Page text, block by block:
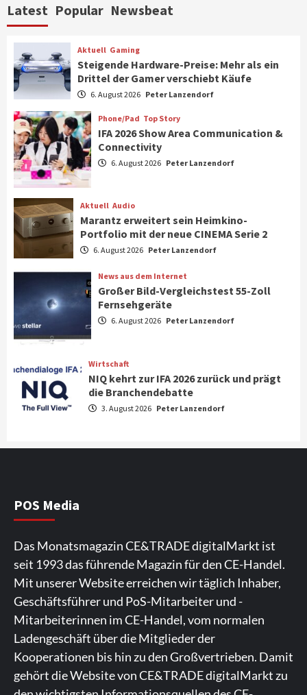
6
CHERRY baut Vertriebsteam in
7
Smart Living Top Story
Verbraucher setzen immer mehr auf
1
Aktuell Gaming
Steigende Hardware-Preise: Mehr als ein
Drittel der Gamer verschiebt Käufe
2
Phone/Pad Top Story
IFA 2026 Show Area Communication &
Aktuell Audio
Marantz erweitert sein Heimkino-
Portfolio mit der neue CINEMA Serie 2
News aus dem Internet
Großer Bild-Vergleichstest 55-Zoll
Fernsehgeräte
5
6
CHERRY baut Vertriebsteam in
strategisch wichtigen Märkten aus
7
Smart Living Top Story
Verbraucher setzen immer mehr auf
Klimageräte und Ventilatoren
Latest Popular Newsbeat
Aktuell Gaming
Steigende Hardware-Preise: Mehr als ein
Drittel der Gamer verschiebt Käufe
6. August 2026 Peter Lanzendorf
Phone/Pad Top Story
IFA 2026 Show Area Communication &
Connectivity
6. August 2026 Peter Lanzendorf
Aktuell Audio
Marantz erweitert sein Heimkino-
Portfolio mit der neue CINEMA Serie 2
6. August 2026 Peter Lanzendorf
News aus dem Internet
Großer Bild-Vergleichstest 55-Zoll
Fernsehgeräte
6. August 2026 Peter Lanzendorf
Wirtschaft
NIQ kehrt zur IFA 2026 zurück und prägt
die Branchendebatte
3. August 2026 Peter Lanzendorf
POS Media
Das Monatsmagazin CE&TRADE digitalMarkt ist
seit 1993 das führende Magazin für den CE-Handel.
Mit unserer Website erreichen wir täglich Inhaber,
Geschäftsführer und PoS-Mitarbeiter und -
Mitarbeiterinnen im CE-Handel, vom normalen
Ladengeschäft über die Mitglieder der
Kooperationen bis hin zu den Großvertrieben. Damit
gehört die Website von CE&TRADE digitalMarkt zu